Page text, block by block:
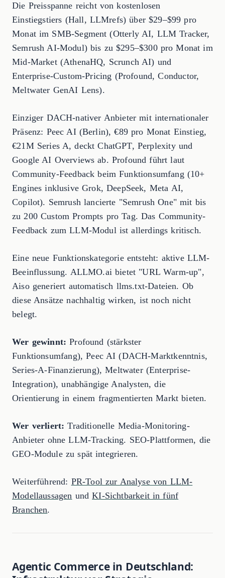
Die Preisspanne reicht von kostenlosen
Einstiegstiers (Hall, LLMrefs) über $29–$99 pro
Monat im SMB-Segment (Otterly AI, LLM Tracker,
Semrush AI-Modul) bis zu $295–$300 pro Monat im
Mid-Market (AthenaHQ, Scrunch AI) und
Enterprise-Custom-Pricing (Profound, Conductor,
Meltwater GenAI Lens).
Einziger DACH-nativer Anbieter mit internationaler
Präsenz: Peec AI (Berlin), €89 pro Monat Einstieg,
€21M Series A, deckt ChatGPT, Perplexity und
Google AI Overviews ab. Profound führt laut
Community-Feedback beim Funktionsumfang (10+
Engines inklusive Grok, DeepSeek, Meta AI,
Copilot). Semrush lancierte "Semrush One" mit bis
zu 200 Custom Prompts pro Tag. Das Community-
Feedback zum LLM-Modul ist allerdings kritisch.
Eine neue Funktionskategorie entsteht: aktive LLM-
Beeinflussung. ALLMO.ai bietet "URL Warm-up",
Aiso generiert automatisch llms.txt-Dateien. Ob
diese Ansätze nachhaltig wirken, ist noch nicht
belegt.
Wer gewinnt: Profound (stärkster
Funktionsumfang), Peec AI (DACH-Marktkenntnis,
Series-A-Finanzierung), Meltwater (Enterprise-
Integration), unabhängige Analysten, die
Orientierung in einem fragmentierten Markt bieten.
Wer verliert: Traditionelle Media-Monitoring-
Anbieter ohne LLM-Tracking. SEO-Plattformen, die
GEO-Module zu spät integrieren.
Weiterführend: PR-Tool zur Analyse von LLM-
Modellaussagen undKI-Sichtbarkeit in fünf
Branchen.
Agentic Commerce in Deutschland: